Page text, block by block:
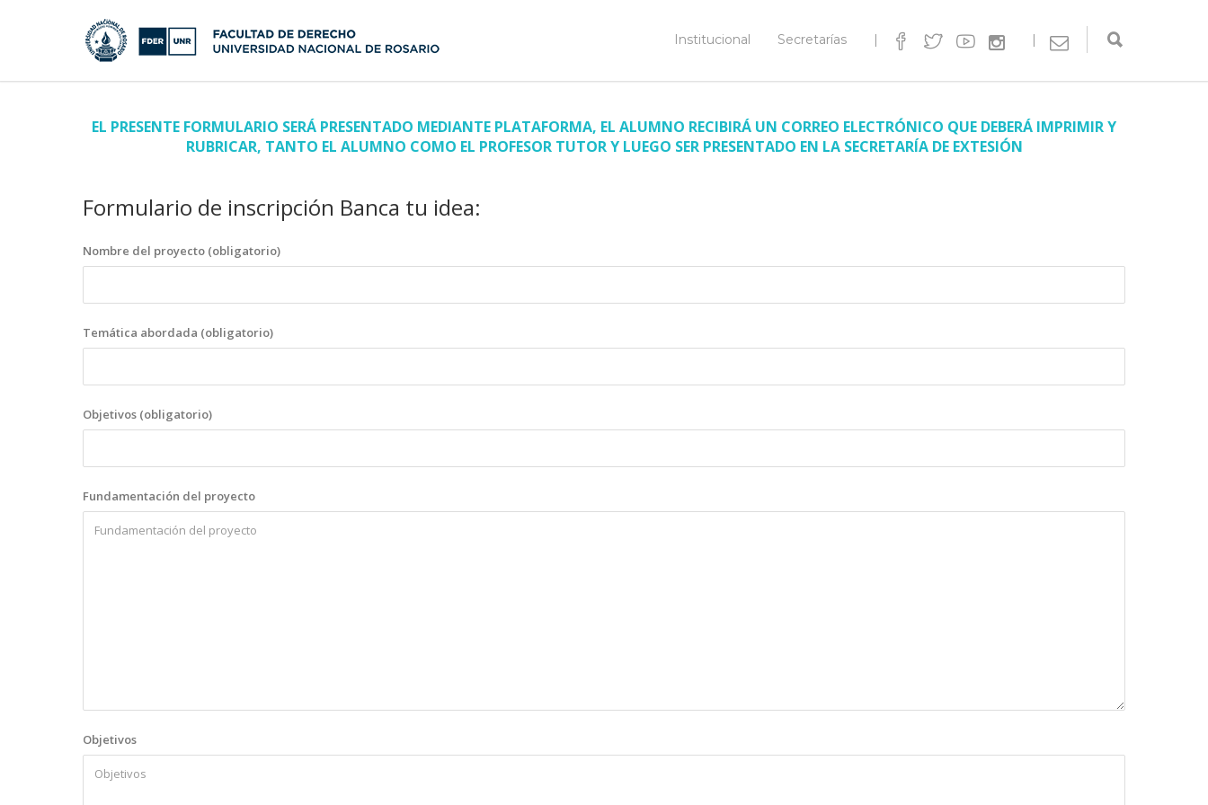
Institucional Secretarías | |
EL PRESENTE FORMULARIO SERÁ PRESENTADO MEDIANTE PLATAFORMA, EL ALUMNO RECIBIRÁ UN CORREO ELECTRÓNICO QUE DEBERÁ IMPRIMIR Y
RUBRICAR, TANTO EL ALUMNO COMO EL PROFESOR TUTOR Y LUEGO SER PRESENTADO EN LA SECRETARÍA DE EXTESIÓN
Formulario de inscripción Banca tu idea:
Nombre del proyecto (obligatorio)
Temática abordada (obligatorio)
Objetivos (obligatorio)
Fundamentación del proyecto
Objetivos